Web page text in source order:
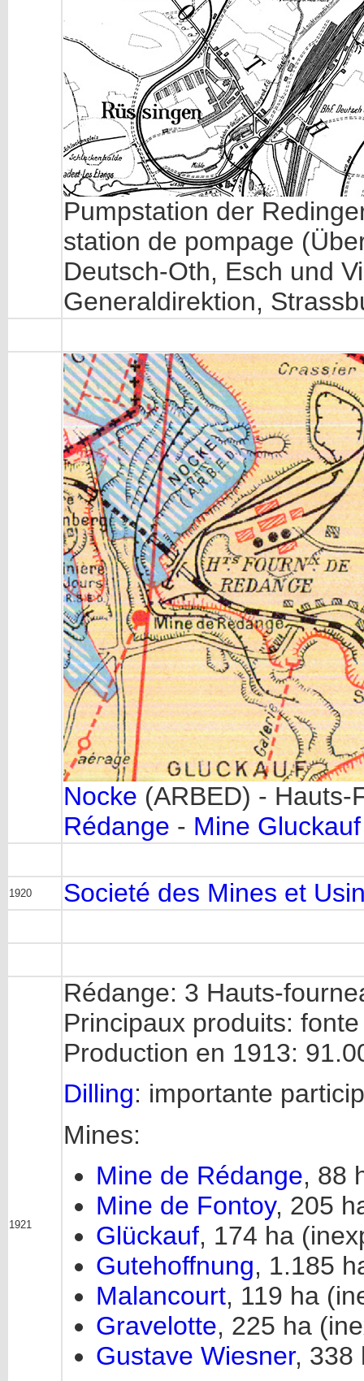
Pumpstation der
station de pompage
Deutsch-Oth, Esch und
Generaldirektion,
Nocke (ARBED) -
Rédange - Mine
1920 Societé des Mines et
1921
Rédange: 3 Hauts-
Principaux produits:
Production en 1913:
Dilling: importante
Mines:
Mine de Rédange, 88
Mine de Fontoy, 205
Glückauf, 174 ha
Gutehoffnung, 1.185
Malancourt, 119 ha
Gravelotte, 225 ha
Gustave Wiesner, 338